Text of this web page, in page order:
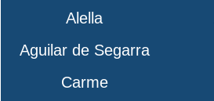
Alella
Aguilar de Segarra
Carme